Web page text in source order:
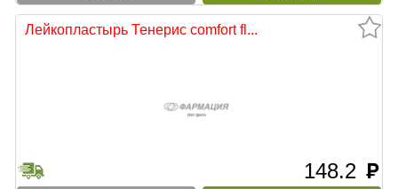
Лейкопластырь Тенерис comfort fl...
148.2 руб